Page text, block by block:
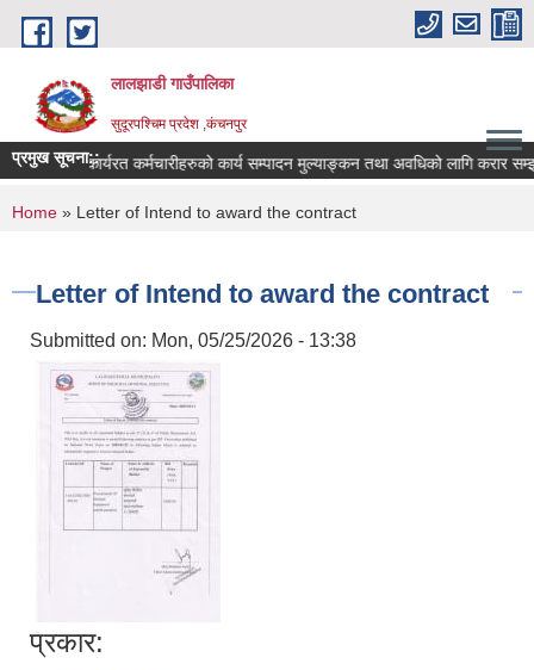
Skip to main content
लालझाडी गाउँपालिका
सुदूरपश्चिम प्रदेश ,कंचनपुर
प्रमुख सूचना::
करार सेवामा कार्यरत कर्मचारीहरुको कार्य सम्पादन मुल्याङ्कन तथा अवधिको लागि करार
You are here
Home » Letter of Intend to award the contract
Letter of Intend to award the contract
Submitted on: Mon, 05/25/2026 - 13:38
प्रकार: